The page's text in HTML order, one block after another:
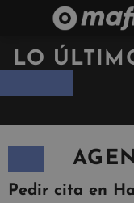
LO
Pedir cita en